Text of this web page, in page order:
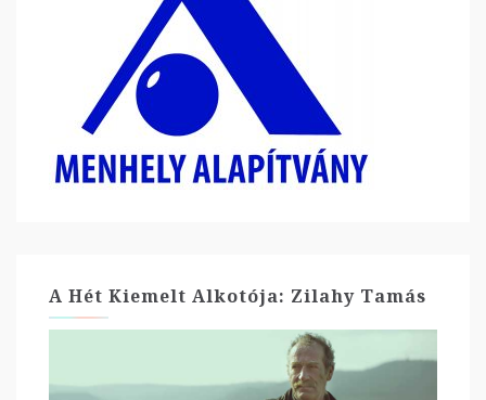
A Hét Kiemelt Alkotója: Zilahy Tamás